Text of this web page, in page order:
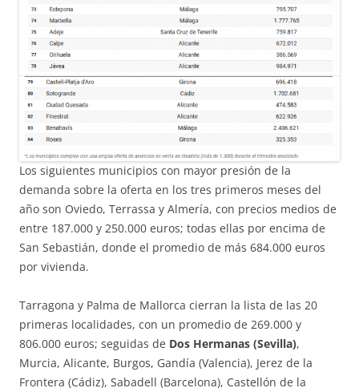
Los siguientes municipios con mayor presión de la
demanda sobre la oferta en los tres primeros meses del
año son Oviedo, Terrassa y Almería, con precios medios de
entre 187.000 y 250.000 euros; todas ellas por encima de
San Sebastián, donde el promedio de más 684.000 euros
por vivienda.
Tarragona y Palma de Mallorca cierran la lista de las 20
primeras localidades, con un promedio de 269.000 y
806.000 euros; seguidas de Dos Hermanas (Sevilla),
Murcia, Alicante, Burgos, Gandía (Valencia), Jerez de la
Frontera (Cádiz), Sabadell (Barcelona), Castellón de la